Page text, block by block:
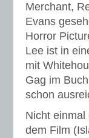
Merchant,
Evans
Horror
Lee ist in
mit
Gag im
schon
Nicht
dem Film